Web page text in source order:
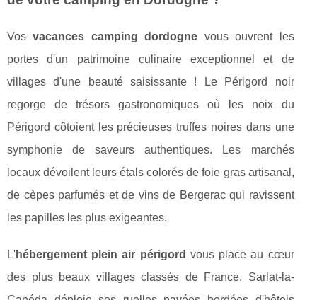
Vosvacances camping dordogne vous ouvrent les
portes d'un patrimoine culinaire exceptionnel et de
villages d'une beauté saisissante ! Le Périgord noir
regorge de trésors gastronomiques où les noix du
Périgord côtoient les précieuses truffes noires dans une
symphonie de saveurs authentiques. Les marchés
locaux dévoilent leurs étals colorés de foie gras artisanal,
de cèpes parfumés et de vins de Bergerac qui ravissent
les papilles les plus exigeantes.
L'hébergement plein air périgord vous place au cœur
des plus beaux villages classés de France. Sarlat-la-